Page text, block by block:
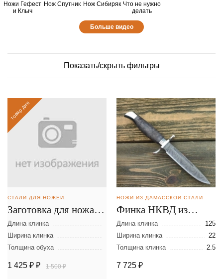
Ножи Гефест
и Клыч
Нож Спутник Нож Сибиряк Что не нужно
делать
Больше видео
Показать/скрыть фильтры
товар дня
СТАЛИ ДЛЯ НОЖЕЙ
Заготовка для ножа из
стали D-2 размеры:
300х40х2,5 мм
Длина клинка
Ширина клинка
Толщина обуха
1 425 ₽ ₽ 1 500 ₽
НОЖИ ИЗ ДАМАССКОЙ СТАЛИ
Финка НКВД из
дамасской стали
Длина клинка
125
Ширина клинка
22
Толщина клинка
2.5
7 725 ₽